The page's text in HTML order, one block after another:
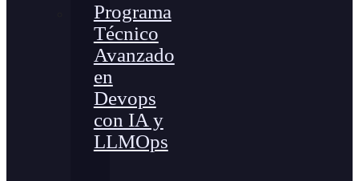
Programa
Técnico
Avanzado
en
Devops
con IA y
LLMOps